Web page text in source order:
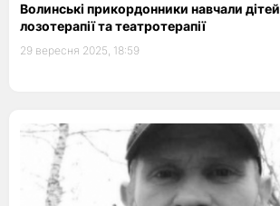
Волинські прикордонники навчали дітей
лозотерапії та театротерапії
29 вересня 2025, 18:59